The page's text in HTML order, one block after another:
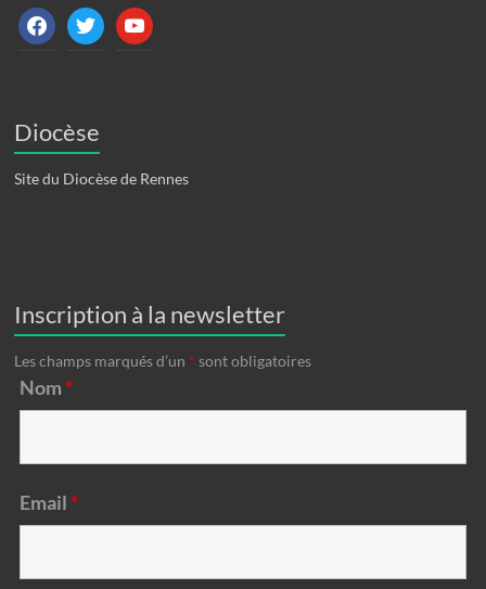
facebooktwitter youtube
Diocèse
Site du Diocèse de Rennes
Inscription à la newsletter
Les champs marqués d’un * sont obligatoires
Nom *
Email *